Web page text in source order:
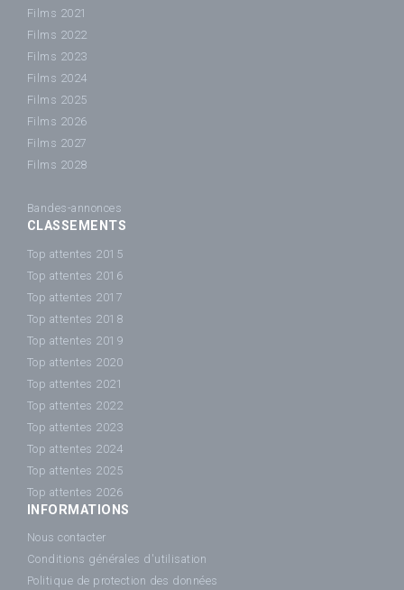
Films 2021
Films 2022
Films 2023
Films 2024
Films 2025
Films 2026
Films 2027
Films 2028
Bandes-annonces
CLASSEMENTS
Top attentes 2015
Top attentes 2016
Top attentes 2017
Top attentes 2018
Top attentes 2019
Top attentes 2020
Top attentes 2021
Top attentes 2022
Top attentes 2023
Top attentes 2024
Top attentes 2025
Top attentes 2026
INFORMATIONS
Nous contacter
Conditions générales d'utilisation
Politique de protection des données